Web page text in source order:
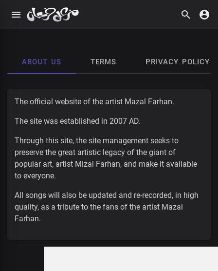
ABOUT US TERMS PRIVACY POLICY
The official website of the artist Mazal Farhan.
The site was established in 2007 AD.
Through this site, the site management seeks to
preserve the great artistic legacy of the giant of
popular art, artist Mizal Farhan, and make it available
to everyone.
All songs will also be updated and re-recorded, in high
quality, as a tribute to the fans of the artist Mazal
Farhan.